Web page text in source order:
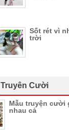
Sốt rét vì
trời
Truyên Cười
Mẫu truyện cười
nhau cả